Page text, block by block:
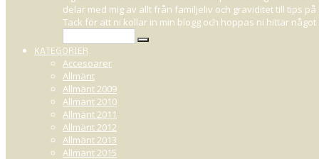
delar med mig av allt från familjeliv och graviditet till tips
Tack för att ni kollar in min blogg och hoppas ni hittar
KATEGORIER
Accesoarer
Allmänt
Allmänt 2009
Allmänt 2010
Allmänt 2011
Allmänt 2012
Allmänt 2013
Allmänt 2015
AVLUTAD:
NOVEMBER 26, 2010 01:01